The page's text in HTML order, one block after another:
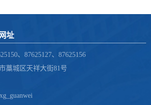
址
、87625127、87625156
藁城区天祥大街81号